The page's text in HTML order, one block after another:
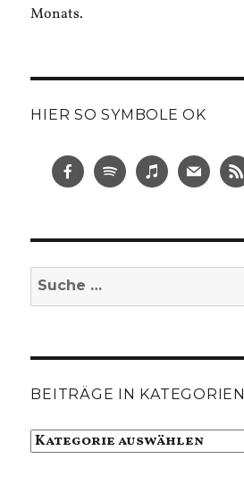
Monats.
HIER SO SYMBOLE OK
Suche
nach:
BEITRÄGE IN KATEGORIEN
Beiträge